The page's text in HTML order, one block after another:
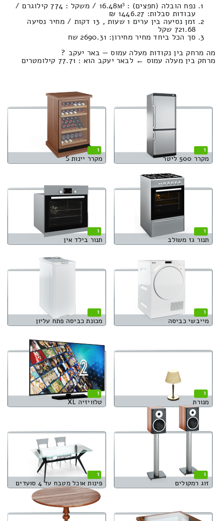
נפח הובלה (חפצים) : 16.48м³ / משקל : 774 קילוגרם /
עבודות סבלות: 1446.27 ₪
זמן נסיעה בין ערים 1 שעות , 13 דקות / מחיר נסיעה
721.68 שקל
סך הכל ביחד מחיר מחירון: 2690.31 שח
מה מרחק בין נקודות מעלה עמוס — באר יעקב ?
מרחק בין מעלה עמוס ← לבאר יעקב הוא : 77.71 קילומטרים
1
מקרר 500 ליטר
1
מקרר יינות S
1
תנור גז משולב
1
תנור בילד אין
1
מייבשי כביסה
1
מכונת כביסה פתח עליון
1
מנורת
1
טלוויזיה XL
1
זוג רמקולים
1
פינות אוכל מטבח עד 4 סועדים